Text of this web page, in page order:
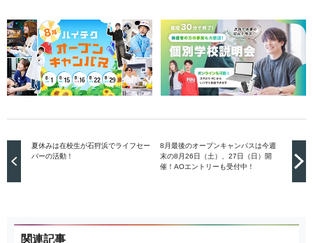
夏休みは在校生が石狩浜でライフセー
バーの活動！
8月最後のオープンキャンパスは今週
末の8月26日（土）、27日（日）開
催！AOエントリーも受付中！
関連記事